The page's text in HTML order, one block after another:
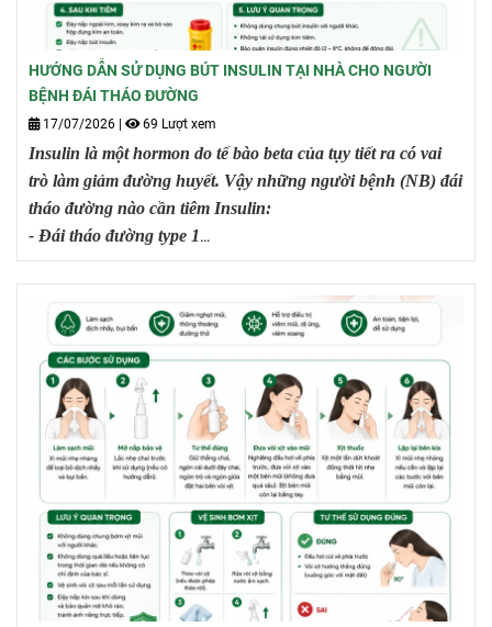
HƯỚNG DẪN SỬ DỤNG BÚT INSULIN TẠI NHÀ CHO NGƯỜI
BỆNH ĐÁI THÁO ĐƯỜNG
17/07/2026 69 Lượt xem
Insulin là một hormon do tế bào beta của tụy tiết ra có vai
trò làm giảm đường huyết. Vậy những người bệnh (NB) đái
tháo đường nào cần tiêm Insulin:
- Đái tháo đường type 1
- Đái tháo đường thai kỳ
- Đái tháo đường type 2 đã điều trị bằng cách thay đổi chế
độ ăn, lối sống, thuốc uống nhưng không đạt hiệu quả điều